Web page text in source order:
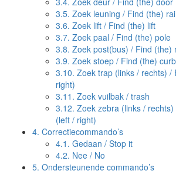
3.5. Zoek leuning / Find (the) rail
3.6. Zoek lift / Find (the) lift
3.7. Zoek paal / Find (the) pole
3.8. Zoek post(bus) / Find (the)
3.9. Zoek stoep / Find (the) curb
3.10. Zoek trap (links / rechts) /
right)
3.11. Zoek vuilbak / trash
3.12. Zoek zebra (links /
(left / right)
4. Correctiecommando’s
4.1. Gedaan / Stop it
4.2. Nee / No
5. Ondersteunende commando’s